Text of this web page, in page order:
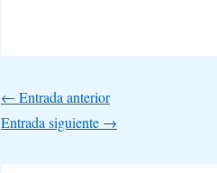
← Entrada anterior
Entrada siguiente →